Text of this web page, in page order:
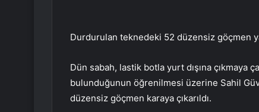
Durdurulan teknedeki 52 düzensiz göçmen
Dün sabah, lastik botla yurt dışına çıkmaya
bulunduğunun öğrenilmesi üzerine Sahil
düzensiz göçmen karaya çıkarıldı.